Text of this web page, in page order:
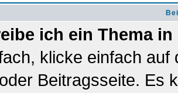
ich ein Thema
klicke einfach
Beitragsseite. Es